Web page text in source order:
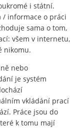
i státní.
/ informace o práci
sama o tom,
všem v internetu,
nikomu.
nebo
je systém
vkládání prací
Práce jsou do
k tomu mají